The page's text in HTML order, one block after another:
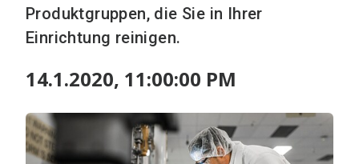
Produktgruppen, die Sie in Ihrer
Einrichtung reinigen.
14.1.2020, 11:00:00 PM